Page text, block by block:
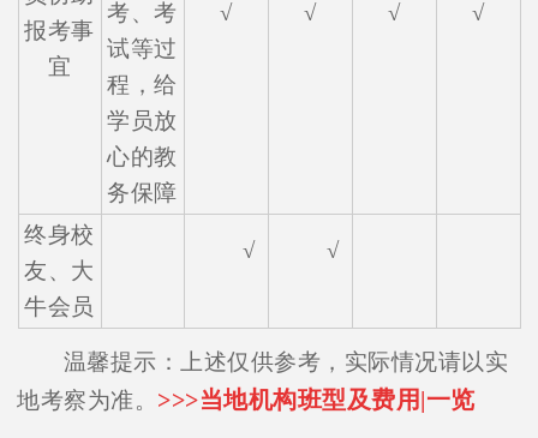
报考事
宜
考、考
试等过
程，给
学员放
心的教
务保障
√ √ √ √
终身校
友、大
牛会员
√ √
温馨提示：上述仅供参考，实际情况请以实
地考察为准。 >>>当地机构班型及费用|一览